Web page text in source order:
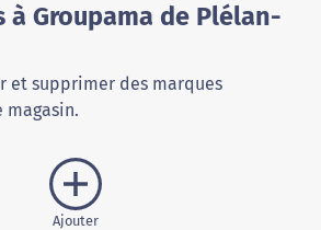
à Groupama de Plélan-
et supprimer des marques
magasin.
Ajouter